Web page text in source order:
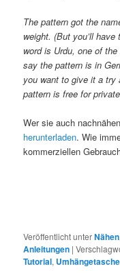
The pattern got the
weight. (But you’ll
word is Urdu, one of
say the pattern is in
you want to give it a try
pattern is free for
Wer sie auch
herunterladen. Wie
kommerziellen
Veröffentlicht unterNähen
Anleitungen |
Tutorial, Umhängetasche